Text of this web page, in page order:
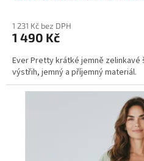
1 231 Kč bez DPH
1 490 Kč
Ever Pretty krátké jemně zelinkavé
výstřih, jemný a příjemný materiál.